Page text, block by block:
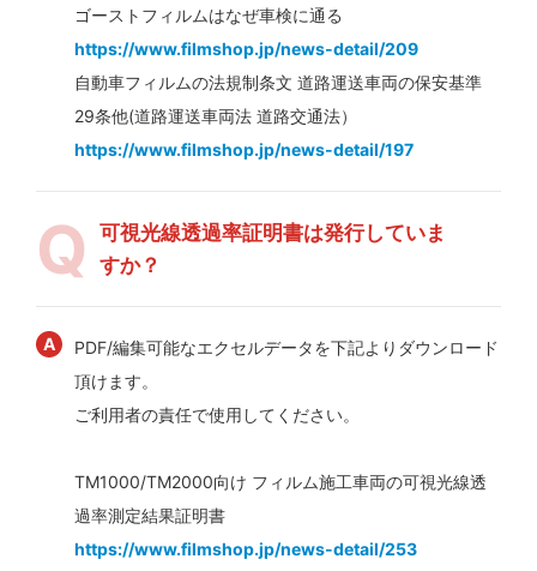
ゴーストフィルムはなぜ車検に通る
https://www.filmshop.jp/news-detail/209
自動車フィルムの法規制条文 道路運送車両の保安基準
29条他(道路運送車両法 道路交通法）
https://www.filmshop.jp/news-detail/197
可視光線透過率証明書は発行していま
すか？
PDF/編集可能なエクセルデータを下記よりダウンロード
頂けます。
ご利用者の責任で使用してください。
TM1000/TM2000向け フィルム施工車両の可視光線透
過率測定結果証明書
https://www.filmshop.jp/news-detail/253